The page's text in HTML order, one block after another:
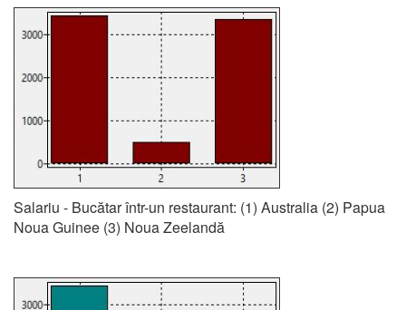
Salariu - Bucătar într-un restaurant: (1) Australia (2) Papua
Noua Guinee (3) Noua Zeelandă